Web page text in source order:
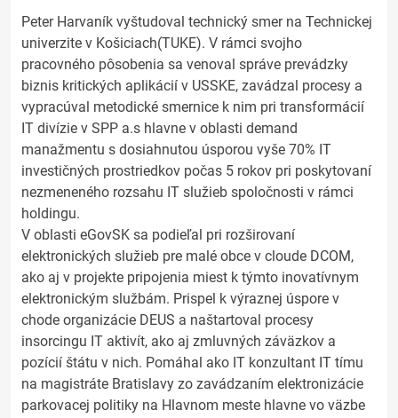
Peter Harvaník vyštudoval technický smer na Technickej
univerzite v Košiciach(TUKE). V rámci svojho
pracovného pôsobenia sa venoval správe prevádzky
biznis kritických aplikácií v USSKE, zavádzal procesy a
vypracúval metodické smernice k nim pri transformácií
IT divízie v SPP a.s hlavne v oblasti demand
manažmentu s dosiahnutou úsporou vyše 70% IT
investičných prostriedkov počas 5 rokov pri poskytovaní
nezmeneného rozsahu IT služieb spoločnosti v rámci
holdingu.
V oblasti eGovSK sa podieľal pri rozširovaní
elektronických služieb pre malé obce v cloude DCOM,
ako aj v projekte pripojenia miest k týmto inovatívnym
elektronickým službám. Prispel k výraznej úspore v
chode organizácie DEUS a naštartoval procesy
insorcingu IT aktivít, ako aj zmluvných záväzkov a
pozícií štátu v nich. Pomáhal ako IT konzultant IT tímu
na magistráte Bratislavy zo zavádzaním elektronizácie
parkovacej politiky na Hlavnom meste hlavne vo väzbe